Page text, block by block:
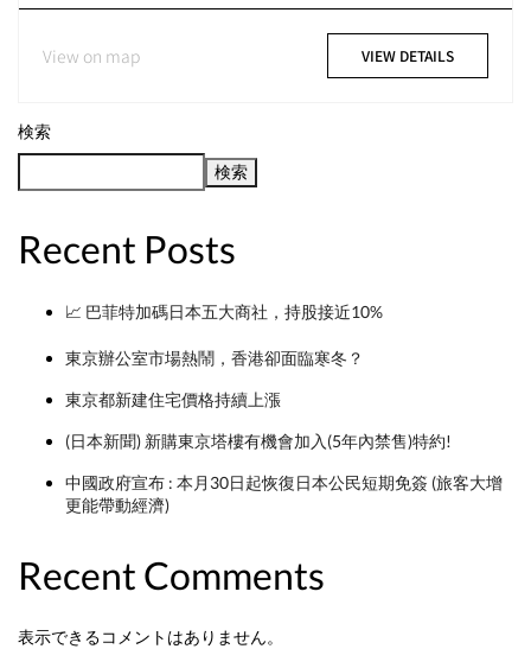
View on map VIEW DETAILS
検索
検索
Recent Posts
📈 巴菲特加碼日本五大商社，持股接近10%
東京辦公室市場熱鬧，香港卻面臨寒冬？
東京都新建住宅價格持續上漲
(日本新聞) 新購東京塔樓有機會加入(5年內禁售)特約!
中國政府宣布 : 本月30日起恢復日本公民短期免簽 (旅客大增
更能帶動經濟)
Recent Comments
表示できるコメントはありません。